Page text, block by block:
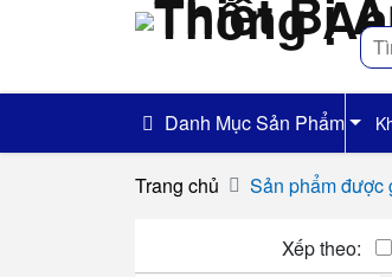
Tìm
Danh Mục Sản Phẩm
Trang chủ Sản phẩm được
Xếp theo: